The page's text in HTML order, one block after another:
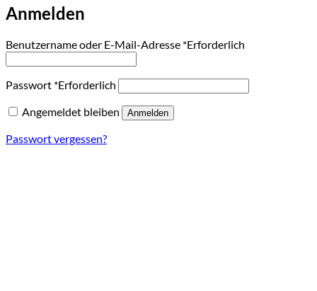
Anmelden
Benutzername oder E-Mail-Adresse *Erforderlich
Passwort *Erforderlich
Angemeldet bleiben
Anmelden
Passwort vergessen?